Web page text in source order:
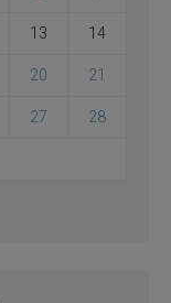
13 14
20 21
27 28